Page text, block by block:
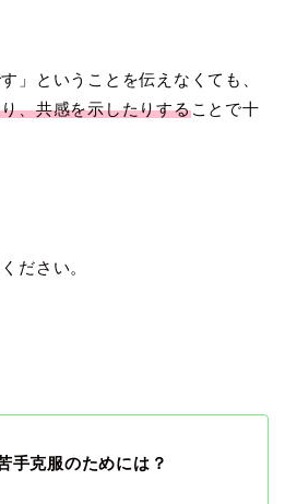
」ということを伝えなくても、
、共感を示したりすることで十
ださい。
手克服のためには？